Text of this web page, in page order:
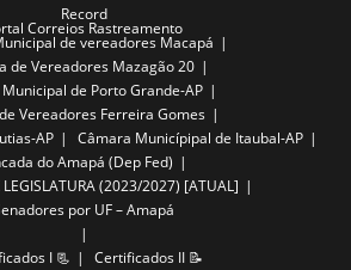
Record
Correios Rastreamento
de vereadores Macapá
de Vereadores Mazagão 20
de Porto Grande-AP
Vereadores Ferreira Gomes
AP
Câmara Municípipal de Itaubal-AP
do Amapá (Dep Fed)
LEGISLATURA (2023/2027) [ATUAL]
por UF – Amapá
I 📃 Certificados II 📝